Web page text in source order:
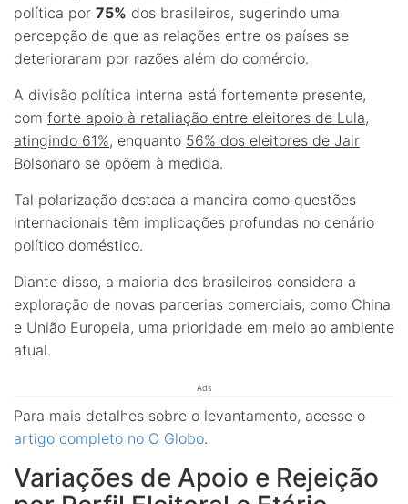
política por 75% dos brasileiros, sugerindo uma
percepção de que as relações entre os países se
deterioraram por razões além do comércio.
A divisão política interna está fortemente presente,
com forte apoio à retaliação entre eleitores de Lula,
atingindo 61%, enquanto 56% dos eleitores de Jair
Bolsonaro se opõem à medida.
Tal polarização destaca a maneira como questões
internacionais têm implicações profundas no cenário
político doméstico.
Diante disso, a maioria dos brasileiros considera a
exploração de novas parcerias comerciais, como China
e União Europeia, uma prioridade em meio ao ambiente
atual.
Ads
Para mais detalhes sobre o levantamento, acesse o
artigo completo no O Globo.
Variações de Apoio e Rejeição